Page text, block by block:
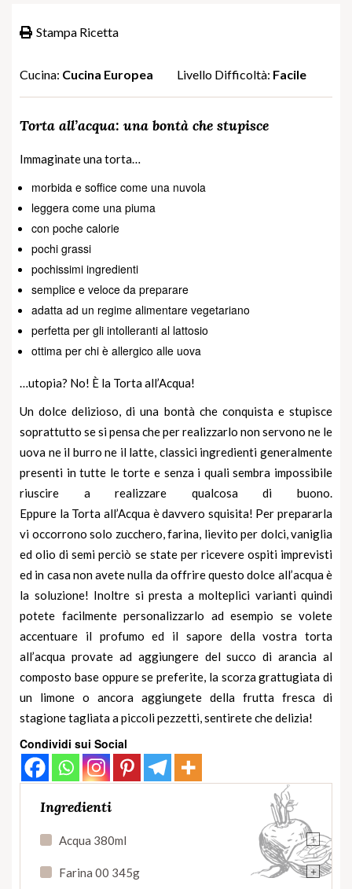
Stampa Ricetta
Cucina: Cucina Europea Livello Difficoltà: Facile
Torta all’acqua: una bontà che stupisce
Immaginate una torta…
morbida e soffice come una nuvola
leggera come una piuma
con poche calorie
pochi grassi
pochissimi ingredienti
semplice e veloce da preparare
adatta ad un regime alimentare vegetariano
perfetta per gli intolleranti al lattosio
ottima per chi è allergico alle uova
…utopia? No! È la Torta all’Acqua!
Un dolce delizioso, di una bontà che conquista e stupisce
soprattutto se si pensa che per realizzarlo non servono ne le
uova ne il burro ne il latte, classici ingredienti generalmente
presenti in tutte letortee senza i quali sembra impossibile
riuscire a realizzare qualcosa di buono.
Eppure la Torta all’Acqua è davvero squisita! Per prepararla
vi occorrono solo zucchero, farina, lievito per dolci, vaniglia
ed olio di semi perciò se state per ricevere ospiti imprevisti
ed in casa non avete nulla da offrire questo dolce all’acqua è
la soluzione! Inoltre si presta a molteplici varianti quindi
potete facilmente personalizzarlo ad esempio se volete
accentuare il profumo ed il sapore della vostra torta
all’acqua provate ad aggiungere del succo di arancia al
composto base oppure se preferite, la scorza grattugiata di
un limone o ancora aggiungete della frutta fresca di
stagione tagliata a piccoli pezzetti, sentirete che delizia!
Condividi sui Social
Ingredienti
+
Acqua 380ml
+
Farina 00 345g